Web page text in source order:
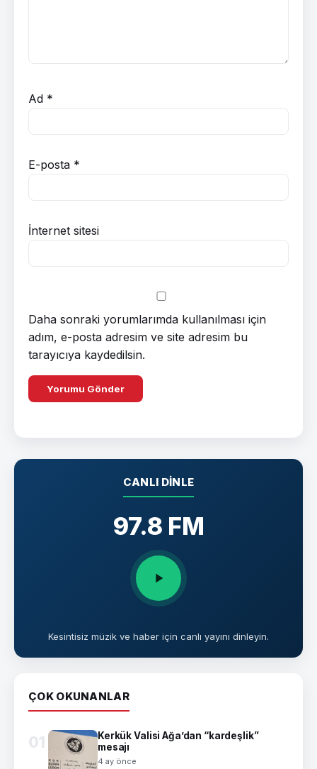
Ad *
E-posta *
İnternet sitesi
Daha sonraki yorumlarımda kullanılması için
adım, e-posta adresim ve site adresim bu
tarayıcıya kaydedilsin.
CANLI DINLE
97.8 FM
Kesintisiz müzik ve haber için canlı yayını dinleyin.
ÇOK OKUNANLAR
01
Kerkük Valisi Ağa’dan “kardeşlik”
mesajı
4 ay önce